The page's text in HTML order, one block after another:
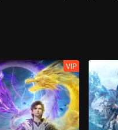
VIP